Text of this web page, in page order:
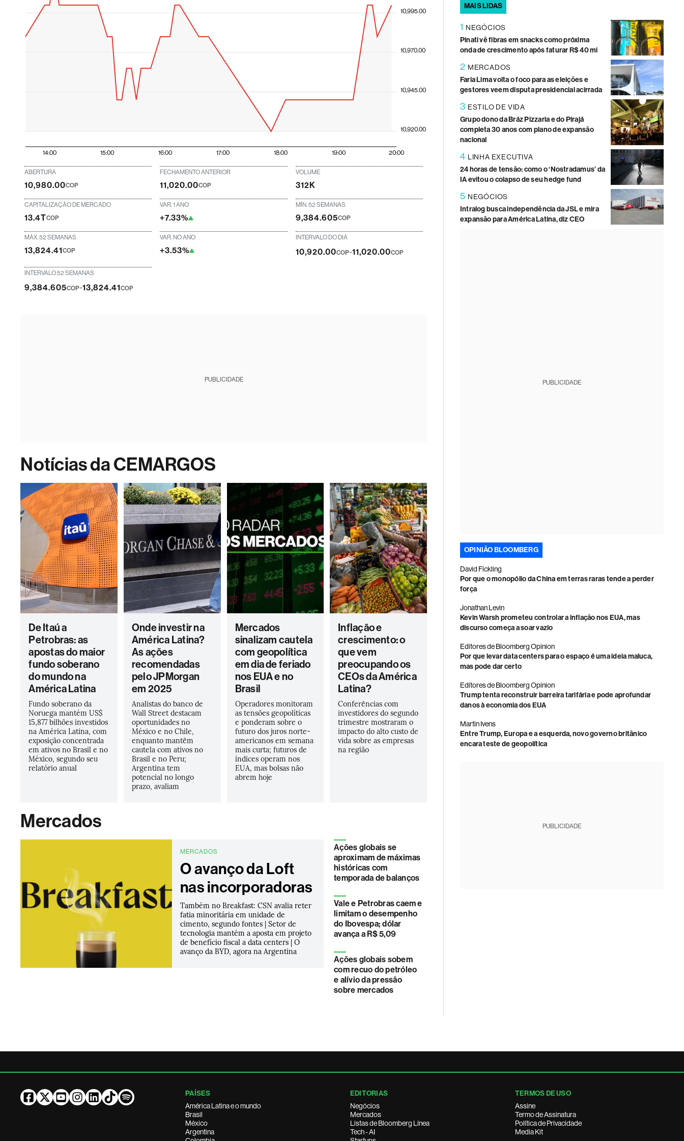
14:00 15:00 16:00 17:00 18:00 19:00 20:00
10,920.00
10,945.00
10,970.00
10,995.00
ABERTURA
10,980.00COP
FECHAMENTO ANTERIOR
11,020.00COP
VOLUME
312K
CAPITALIZAÇÃO DE MERCADO
13.4TCOP
VAR. 1 ANO
+7.33%
MÍN. 52 SEMANAS
9,384.605COP
MÁX. 52 SEMANAS
13,824.41COP
VAR. NO ANO
+3.53%
INTERVALO DO DIA
10,920.00COP-11,020.00COP
INTERVALO 52 SEMANAS
9,384.605COP-13,824.41COP
PUBLICIDADE
Notícias da CEMARGOS
De Itaú a
Petrobras: as
apostas do maior
fundo soberano
do mundo na
América Latina
Fundo soberano da
Noruega mantém US$
15,877 bilhões investidos
na América Latina, com
exposição concentrada
em ativos no Brasil e no
México, segundo seu
relatório anual
Onde investir na
América Latina?
As ações
recomendadas
pelo JPMorgan
em 2025
Analistas do banco de
Wall Street destacam
oportunidades no
México e no Chile,
enquanto mantêm
cautela com ativos no
Brasil e no Peru;
Argentina tem
potencial no longo
prazo, avaliam
Mercados
sinalizam cautela
com geopolítica
em dia de feriado
nos EUA e no
Brasil
Operadores monitoram
as tensões geopolíticas
e ponderam sobre o
futuro dos juros norte-
americanos em semana
mais curta; futuros de
índices operam nos
EUA, mas bolsas não
abrem hoje
Inflação e
crescimento: o
que vem
preocupando os
CEOs da América
Latina?
Conferências com
investidores do segundo
trimestre mostraram o
impacto do alto custo de
vida sobre as empresas
na região
Mercados
MERCADOS
O avanço da Loft
nas incorporadoras
Também no Breakfast: CSN avalia reter
fatia minoritária em unidade de
cimento, segundo fontes | Setor de
tecnologia mantém a aposta em projeto
de benefício fiscal a data centers | O
avanço da BYD, agora na Argentina
Ações globais se
aproximam de máximas
históricas com
temporada de balanços
Vale e Petrobras caem e
limitam o desempenho
do Ibovespa; dólar
avança a R$ 5,09
Ações globais sobem
com recuo do petróleo
e alívio da pressão
sobre mercados
MAIS LIDAS
1 NEGÓCIOS
Pinati vê fibras em snacks como próxima
onda de crescimento após faturar R$ 40 mi
2 MERCADOS
Faria Lima volta o foco para as eleições e
gestores veem disputa presidencial acirrada
3 ESTILO DE VIDA
Grupo dono da Bráz Pizzaria e do Pirajá
completa 30 anos com plano de expansão
nacional
4 LINHA EXECUTIVA
24 horas de tensão: como o ‘Nostradamus’ da
IA evitou o colapso de seu hedge fund
5 NEGÓCIOS
Intralog busca independência da JSL e mira
expansão para América Latina, diz CEO
PUBLICIDADE
OPINIÃO BLOOMBERG
David Fickling
Por que o monopólio da China em terras raras tende a perder
força
Jonathan Levin
Kevin Warsh prometeu controlar a inflação nos EUA, mas
discurso começa a soar vazio
Editores de Bloomberg Opinion
Por que levar data centers para o espaço é uma ideia maluca,
mas pode dar certo
Editores de Bloomberg Opinion
Trump tenta reconstruir barreira tarifária e pode aprofundar
danos à economia dos EUA
Martin Ivens
Entre Trump, Europa e a esquerda, novo governo britânico
encara teste de geopolítica
PUBLICIDADE
PAÍSES
América Latina e o mundo
Brasil
México
Argentina
EDITORIAS
Negócios
Mercados
Listas de Bloomberg Línea
Tech - AI
TERMOS DE USO
Assine
Termo de Assinatura
Política de Privacidade
Media Kit